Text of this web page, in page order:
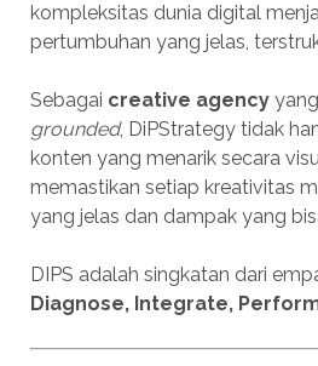
kompleksitas dunia digital
pertumbuhan yang jelas,
Sebagai creative agency
grounded, DiPStrategy tidak
konten yang menarik secara
memastikan setiap kreativitas
yang jelas dan dampak yang
DIPS adalah singkatan dari
Diagnose, Integrate,